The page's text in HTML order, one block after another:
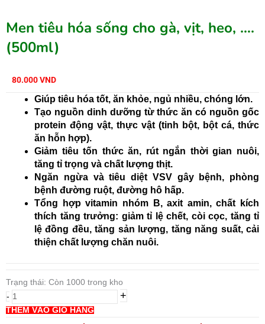
Men tiêu hóa sống cho gà, vịt, heo, ….
(500ml)
80.000VND
Giúp tiêu hóa tốt, ăn khỏe, ngủ nhiều, chóng lớn.
Tạo nguồn dinh dưỡng từ thức ăn có nguồn gốc
protein động vật, thực vật (tinh bột, bột cá, thức
ăn hỗn hợp).
Giảm tiêu tốn thức ăn, rút ngắn thời gian nuôi,
tăng tỉ trọng và chất lượng thịt.
Ngăn ngừa và tiêu diệt VSV gây bệnh, phòng
bệnh đường ruột, đường hô hấp.
Tổng hợp vitamin nhóm B, axit amin, chất kích
thích tăng trưởng: giảm tỉ lệ chết, còi cọc, tăng tỉ
lệ đồng đều, tăng sản lượng, tăng năng suất, cải
thiện chất lượng chăn nuôi.
Trạng thái: Còn 1000 trong kho
-
tiêu
hóa
sống
+
THÊM VÀO GIỎ HÀNG